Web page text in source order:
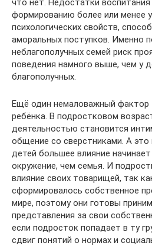
что нет. Недостатки
формированию более или менее
психологических свойств,
аморальных поступков. Именно
неблагополучных семей риск
поведения намного выше, чем у
благополучных.
Ещё один немаловажный фактор
ребёнка. В подростковом
деятельностью становится
общение со сверстниками. А это
детей большее влияние
окружение, чем семья. И
влияние своих товарищей, так
сформировалось собственное
мире, поэтому они готовы
представления за свои
если подросток попадает в ту
сдвиг понятий о нормах и